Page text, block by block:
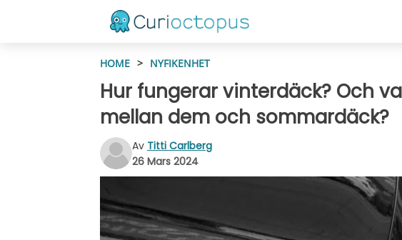
HOME > NYFIKENHET
Hur fungerar vinterdäck? Och
mellan dem och sommardäck?
Av Titti Carlberg
26 Mars 2024